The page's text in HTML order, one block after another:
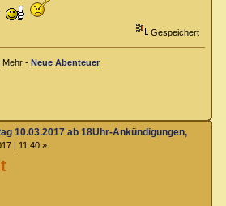
Gespeichert
Mehr -Neue Abenteuer
10.03.2017 ab 18Uhr-Ankündigungen,
| 11:40 »